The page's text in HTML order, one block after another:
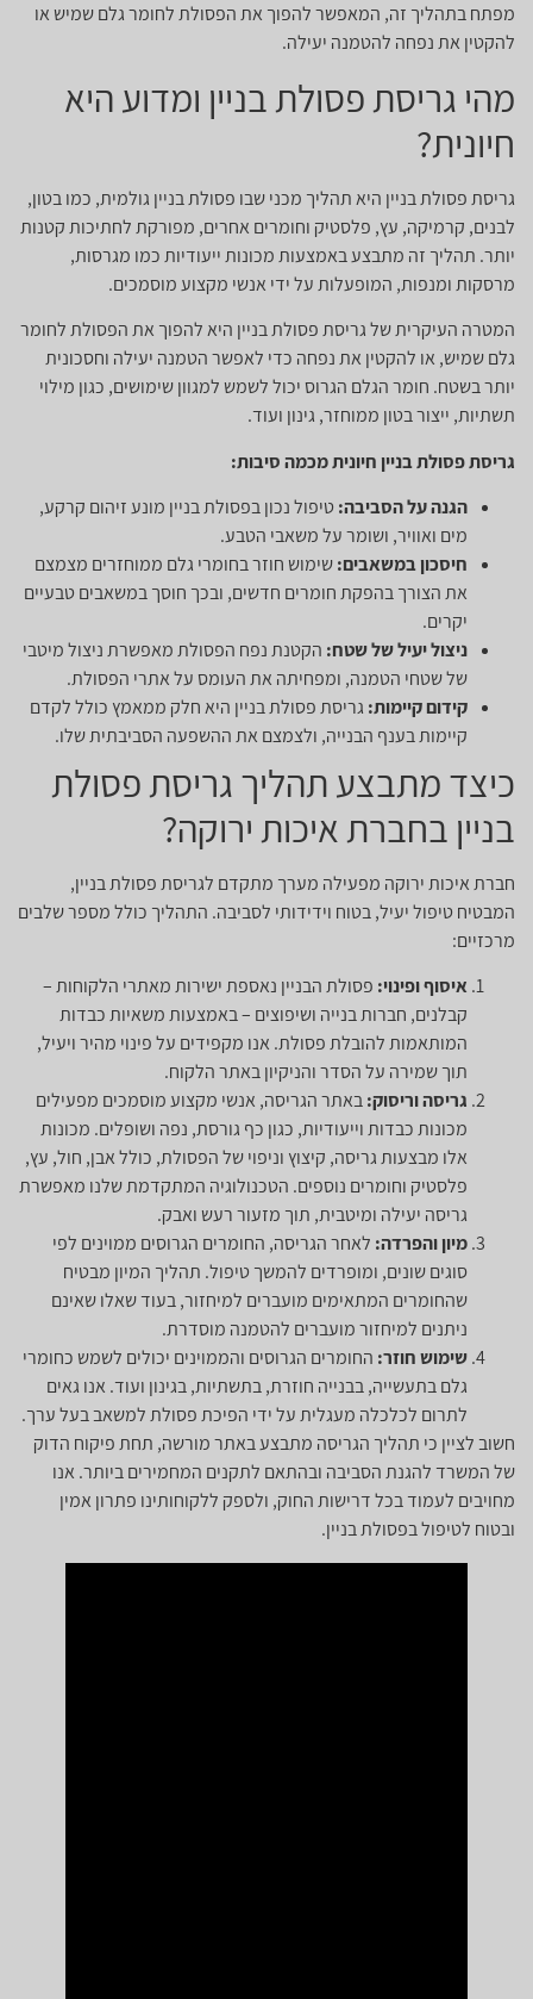
מפתח בתהליך זה, המאפשר להפוך את הפסולת לחומר גלם שמיש או
להקטין את נפחה להטמנה יעילה.
מהי גריסת פסולת בניין ומדוע היא
חיונית?
גריסת פסולת בניין היא תהליך מכני שבו פסולת בניין גולמית, כמו בטון,
לבנים, קרמיקה, עץ, פלסטיק וחומרים אחרים, מפורקת לחתיכות קטנות
יותר. תהליך זה מתבצע באמצעות מכונות ייעודיות כמו מגרסות,
מרסקות ומנפות, המופעלות על ידי אנשי מקצוע מוסמכים.
המטרה העיקרית של גריסת פסולת בניין היא להפוך את הפסולת לחומר
גלם שמיש, או להקטין את נפחה כדי לאפשר הטמנה יעילה וחסכונית
יותר בשטח. חומר הגלם הגרוס יכול לשמש למגוון שימושים, כגון מילוי
תשתיות, ייצור בטון ממוחזר, גינון ועוד.
גריסת פסולת בניין חיונית מכמה סיבות:
הגנה על הסביבה:טיפול נכון בפסולת בניין מונע זיהום קרקע,
מים ואוויר, ושומר על משאבי הטבע.
חיסכון במשאבים:שימוש חוזר בחומרי גלם ממוחזרים מצמצם
את הצורך בהפקת חומרים חדשים, ובכך חוסך במשאבים טבעיים
יקרים.
ניצול יעיל של שטח: הקטנת נפח הפסולת מאפשרת ניצול מיטבי
של שטחי הטמנה, ומפחיתה את העומס על אתרי הפסולת.
קידום קיימות: גריסת פסולת בניין היא חלק ממאמץ כולל לקדם
קיימות בענף הבנייה, ולצמצם את ההשפעה הסביבתית שלו.
כיצד מתבצע תהליך גריסת פסולת
בניין בחברת איכות ירוקה?
חברת איכות ירוקה מפעילה מערך מתקדם לגריסת פסולת בניין,
המבטיח טיפול יעיל, בטוח וידידותי לסביבה. התהליך כולל מספר שלבים
מרכזיים:
איסוף ופינוי: פסולת הבניין נאספת ישירות מאתרי הלקוחות –
קבלנים, חברות בנייה ושיפוצים – באמצעות משאיות כבדות
המותאמות להובלת פסולת. אנו מקפידים על פינוי מהיר ויעיל,
תוך שמירה על הסדר והניקיון באתר הלקוח.
גריסה וריסוק:באתר הגריסה, אנשי מקצוע מוסמכים מפעילים
מכונות כבדות וייעודיות, כגון כף גורסת, נפה ושופלים. מכונות
אלו מבצעות גריסה, קיצוץ וניפוי של הפסולת, כולל אבן, חול, עץ,
פלסטיק וחומרים נוספים. הטכנולוגיה המתקדמת שלנו מאפשרת
גריסה יעילה ומיטבית, תוך מזעור רעש ואבק.
מיון והפרדה: לאחר הגריסה, החומרים הגרוסים ממוינים לפי
סוגים שונים, ומופרדים להמשך טיפול. תהליך המיון מבטיח
שהחומרים המתאימים מועברים למיחזור, בעוד שאלו שאינם
ניתנים למיחזור מועברים להטמנה מוסדרת.
שימוש חוזר: החומרים הגרוסים והממוינים יכולים לשמש כחומרי
גלם בתעשייה, בבנייה חוזרת, בתשתיות, בגינון ועוד. אנו גאים
לתרום לכלכלה מעגלית על ידי הפיכת פסולת למשאב בעל ערך.
חשוב לציין כי תהליך הגריסה מתבצע באתר מורשה, תחת פיקוח הדוק
של המשרד להגנת הסביבה ובהתאם לתקנים המחמירים ביותר. אנו
מחויבים לעמוד בכל דרישות החוק, ולספק ללקוחותינו פתרון אמין
ובטוח לטיפול בפסולת בניין.